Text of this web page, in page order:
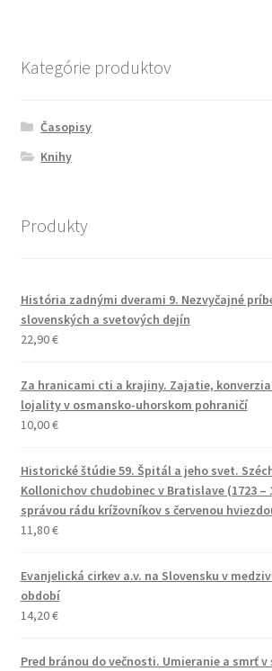
Kategórie produktov
Časopisy
Knihy
Produkty
História zadnými dverami 9. Nezvyčajné
slovenských a svetových dejín
22,90€
Za hranicami cti a krajiny. Zajatie, konverzia
lojality v osmansko-uhorskom pohraničí
10,00€
Historické štúdie 59. Špitál a jeho svet.
Kollonichov chudobinec v Bratislave (1723 –
správou rádu krížovníkov s červenou
11,80€
Evanjelická cirkev a.v. na Slovensku v
období
14,20€
Pred bránou do večnosti. Umieranie a smrť v